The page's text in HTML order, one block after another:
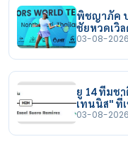
พิชญาภัค
ชัยหวดเวิ
03-08-2026
ยู 14 ทีมช
เทนนิส" ที่เ
03-08-2026